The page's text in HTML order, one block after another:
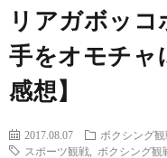
リアガボッコ
手をオモチャ
感想】
2017.08.07 ボクシング観
スポーツ観戦
ボクシング観